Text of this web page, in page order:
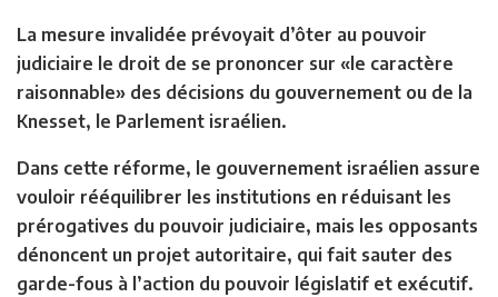
La mesure invalidée prévoyait d’ôter au pouvoir
judiciaire le droit de se prononcer sur «le caractère
raisonnable» des décisions du gouvernement ou de la
Knesset, le Parlement israélien.
Dans cette réforme, le gouvernement israélien assure
vouloir rééquilibrer les institutions en réduisant les
prérogatives du pouvoir judiciaire, mais les opposants
dénoncent un projet autoritaire, qui fait sauter des
garde-fous à l’action du pouvoir législatif et exécutif.